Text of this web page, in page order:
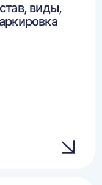
виды,